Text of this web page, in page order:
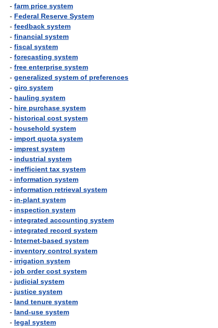
- farm price system
- Federal Reserve System
- feedback system
- financial system
- fiscal system
- forecasting system
- free enterprise system
- generalized system of preferences
- giro system
- hauling system
- hire purchase system
- historical cost system
- household system
- import quota system
- imprest system
- industrial system
- inefficient tax system
- information system
- information retrieval system
- in-plant system
- inspection system
- integrated accounting system
- integrated record system
- Internet-based system
- inventory control system
- irrigation system
- job order cost system
- judicial system
- justice system
- land tenure system
- land-use system
- legal system